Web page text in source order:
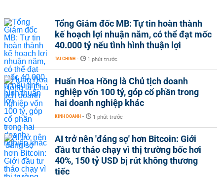
Tổng Giám đốc MB: Tự tin hoàn thành
kế hoạch lợi nhuận năm, có thể đạt mốc
40.000 tỷ nếu tình hình thuận lợi
TÀI CHÍNH - 1 phút trước
Huấn Hoa Hồng là Chủ tịch doanh
nghiệp vốn 100 tỷ, góp cổ phần trong
hai doanh nghiệp khác
KINH DOANH - 1 phút trước
AI trở nên 'đáng sợ' hơn Bitcoin: Giới
đầu tư tháo chạy vì thị trường bốc hơi
40%, 150 tỷ USD bị rút không thương
tiếc